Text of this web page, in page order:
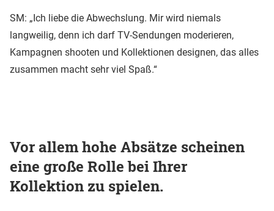
SM: „Ich liebe die Abwechslung. Mir wird niemals
langweilig, denn ich darf TV-Sendungen moderieren,
Kampagnen shooten und Kollektionen designen, das alles
zusammen macht sehr viel Spaß.“
Vor allem hohe Absätze scheinen
eine große Rolle bei Ihrer
Kollektion zu spielen.